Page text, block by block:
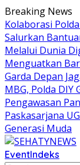
Skip
to
content
Breaking News
Kolaborasi
Salurkan
Melalui Dunia
Menguatkan
Garda Depan
MBG, Polda
Pengawasan
Paskasarjana
Generasi Muda
EventIndeks